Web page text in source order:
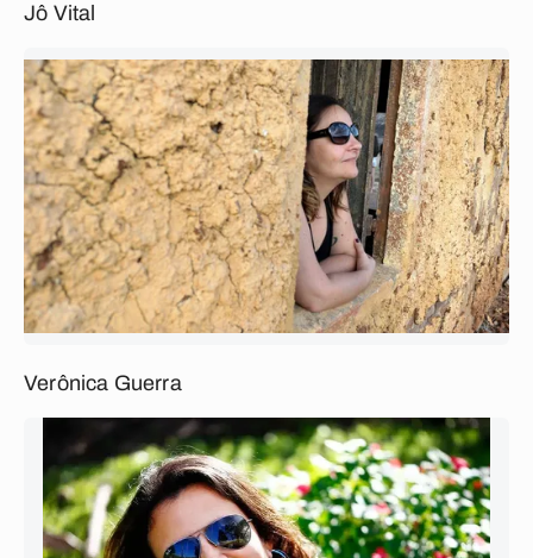
Jô Vital
Verônica Guerra